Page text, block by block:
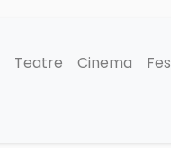
Teatre Cinema